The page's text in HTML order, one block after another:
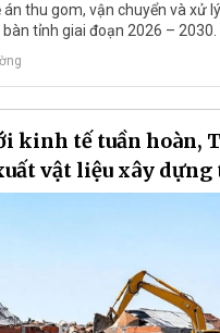
thu gom, vận chuyển và xử
tỉnh giai đoạn 2026 – 2030.
kinh tế tuần hoàn,
vật liệu xây